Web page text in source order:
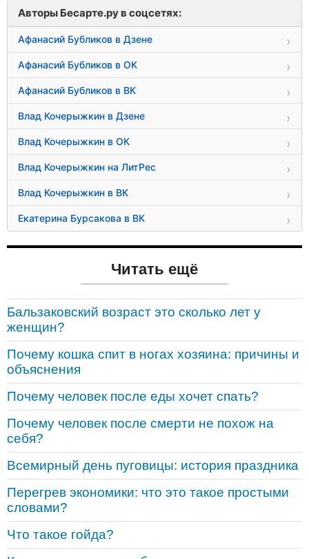
Авторы Бесарте.ру в соцсетях:
Афанасий Бубликов в Дзене
Афанасий Бубликов в ОК
Афанасий Бубликов в ВК
Влад Кочерыжкин в Дзене
Влад Кочерыжкин в ОК
Влад Кочерыжкин на ЛитРес
Влад Кочерыжкин в ВК
Екатерина Бурсакова в ВК
Читать ещё
Бальзаковский возраст это сколько лет у
женщин?
Почему кошка спит в ногах хозяина: причины и
объяснения
Почему человек после еды хочет спать?
Почему человек после смерти не похож на
себя?
Всемирный день пуговицы: история праздника
Перегрев экономики: что это такое простыми
словами?
Что такое гойда?